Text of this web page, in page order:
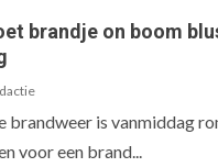
brandje on boom
brandweer is vanmiddag
voor een brand...